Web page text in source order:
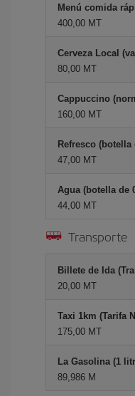
Menú comida
400,00 MT
Cerveza Local
80,00 MT
Cappuccino
160,00 MT
Refresco
47,00 MT
Agua (botella de
44,00 MT
Transporte
Billete de Ida
20,00 MT
Taxi 1km (Tarifa
175,00 MT
La Gasolina (1
89,986 M